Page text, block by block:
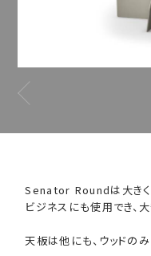
Senator Roundは大きく
ビジネスにも使用でき、
天板は他にも、ウッドのみ